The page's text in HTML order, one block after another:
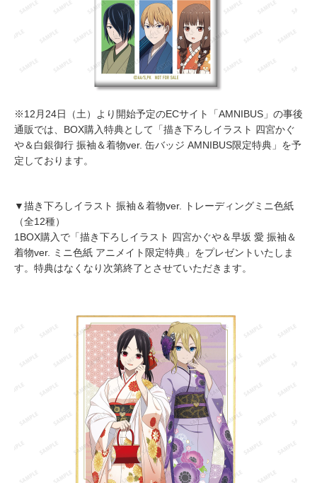
※12月24日（土）より開始予定のECサイト「AMNIBUS」の事後
通販では、BOX購入特典として「描き下ろしイラスト 四宮かぐ
や＆白銀御行 振袖＆着物ver. 缶バッジ AMNIBUS限定特典」を予
定しております。
▼描き下ろしイラスト 振袖＆着物ver. トレーディングミニ色紙
（全12種）
1BOX購入で「描き下ろしイラスト 四宮かぐや＆早坂 愛 振袖＆
着物ver. ミニ色紙 アニメイト限定特典」をプレゼントいたしま
す。特典はなくなり次第終了とさせていただきます。